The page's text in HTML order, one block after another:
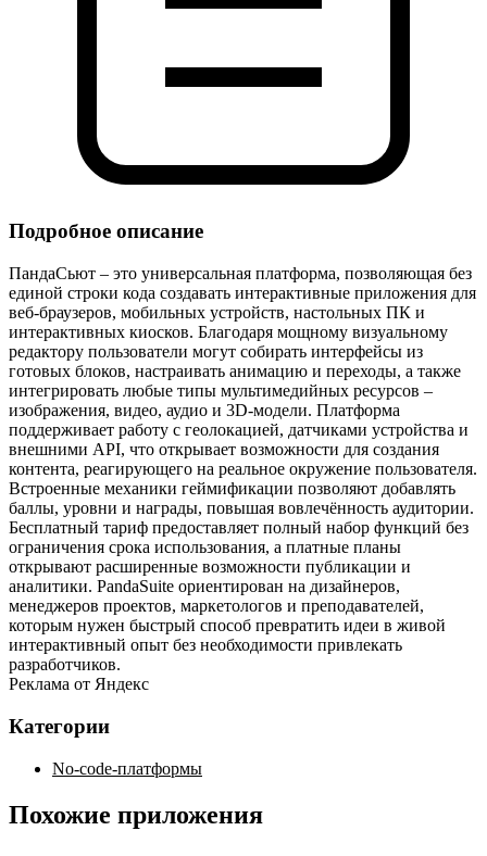
Подробное описание
ПандаСьют – это универсальная платформа, позволяющая без
единой строки кода создавать интерактивные приложения для
веб‑браузеров, мобильных устройств, настольных ПК и
интерактивных киосков. Благодаря мощному визуальному
редактору пользователи могут собирать интерфейсы из
готовых блоков, настраивать анимацию и переходы, а также
интегрировать любые типы мультимедийных ресурсов –
изображения, видео, аудио и 3D‑модели. Платформа
поддерживает работу с геолокацией, датчиками устройства и
внешними API, что открывает возможности для создания
контента, реагирующего на реальное окружение пользователя.
Встроенные механики геймификации позволяют добавлять
баллы, уровни и награды, повышая вовлечённость аудитории.
Бесплатный тариф предоставляет полный набор функций без
ограничения срока использования, а платные планы
открывают расширенные возможности публикации и
аналитики. PandaSuite ориентирован на дизайнеров,
менеджеров проектов, маркетологов и преподавателей,
которым нужен быстрый способ превратить идеи в живой
интерактивный опыт без необходимости привлекать
разработчиков.
Реклама от Яндекс
Категории
No-code-платформы
Похожие приложения